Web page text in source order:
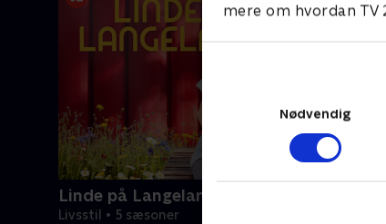
mere om hvordan
Nødvendig
Linde på Langeland
Livsstil • 5 sæsoner